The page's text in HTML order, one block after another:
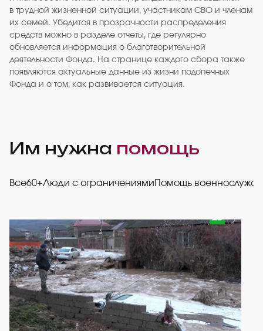
в трудной жизненной ситуации, участникам СВО и членам
их семей. Убедится в прозрачности распределения
средств можно в разделе отчеты, где регулярно
обновляется информация о благотворительной
деятельности Фонда. На странице каждого сбора также
появляются актуальные данные из жизни подопечных
Фонда и о том, как развивается ситуация.
Им нужна помощь
Все60+Люди с ограничениями Помощь